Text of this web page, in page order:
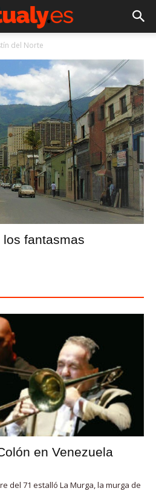
del Norte
fantasmas
en Venezuela
del 71 estalló La Murga, la murga de